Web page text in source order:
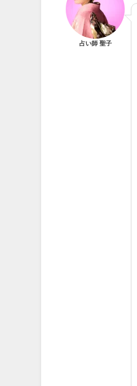
占い師 聖子